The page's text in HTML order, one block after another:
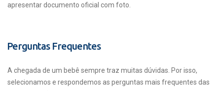
apresentar documento oficial com foto.
Perguntas Frequentes
A chegada de um bebê sempre traz muitas dúvidas. Por isso,
selecionamos e respondemos as perguntas mais frequentes das